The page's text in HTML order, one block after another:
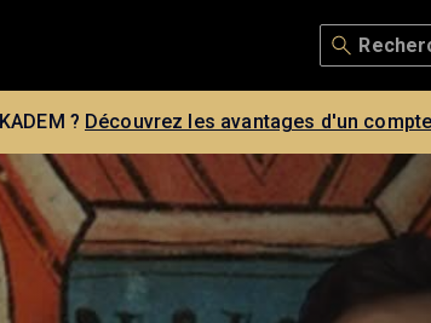
? Découvrez les avantages d'un